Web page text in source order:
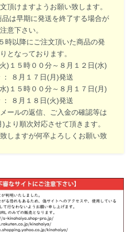
頂けますようお願い致します。
期に発送を終了する場合が
意下さい。
時以降にご注文頂いた商品の発
となっております。
５時００分～８月１２日(水)
： ８月１７日(月)発送
５時００分～８月１７日(月)
： ８月１８日(火)発送
ールの返信、ご入金の確認等は
より順次対応させて頂きます。
しますが何卒よろしくお願い致